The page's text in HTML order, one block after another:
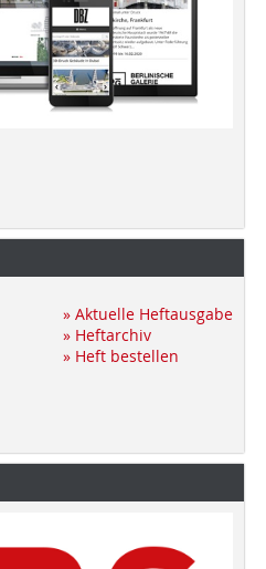
» Aktuelle Heftausgabe
» Heftarchiv
» Heft bestellen